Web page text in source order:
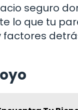
seguro
lo que tu
factores